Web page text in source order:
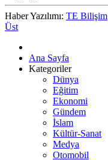
Haber Yazılımı: TE Bilişim
Üst
Ana Sayfa
Kategoriler
Dünya
Eğitim
Ekonomi
Gündem
İslam
Kültür-Sanat
Medya
Otomobil